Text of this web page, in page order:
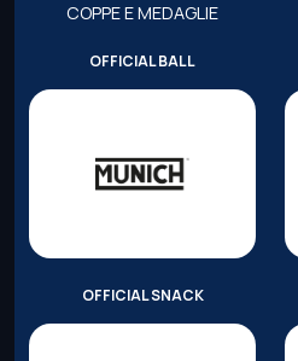
COPPE E MEDAGLIE
OFFICIAL BALL
OFFICIAL SNACK